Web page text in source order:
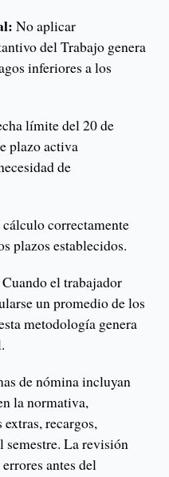
No aplicar
del Trabajo genera
inferiores a los
límite del 20 de
plazo activa
de
correctamente
plazos establecidos.
Cuando el trabajador
un promedio de los
metodología genera
de nómina incluyan
la normativa,
recargos,
semestre. La revisión
antes del